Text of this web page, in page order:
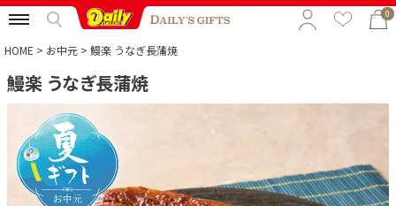
0
特集から選ぶ
予算から選ぶ
カテゴリから選ぶ
贈る相手から選ぶ
HOME お中元 鰻楽 うなぎ長蒲焼
鰻楽 うなぎ長蒲焼